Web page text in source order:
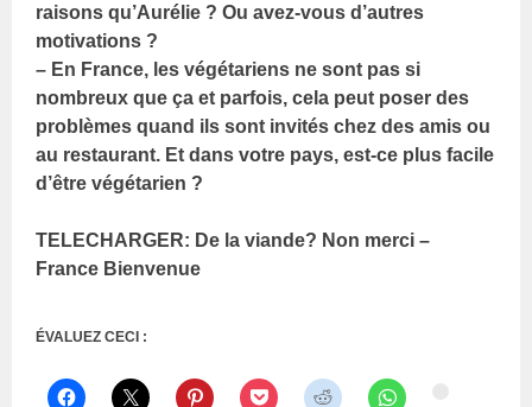
raisons qu’Aurélie ? Ou avez-vous d’autres
motivations ?
– En France, les végétariens ne sont pas si
nombreux que ça et parfois, cela peut poser des
problèmes quand ils sont invités chez des amis ou
au restaurant. Et dans votre pays, est-ce plus facile
d’être végétarien ?
TELECHARGER: De la viande? Non merci –
France Bienvenue
ÉVALUEZ CECI :